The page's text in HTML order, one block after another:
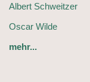
Albert Schweitzer
Oscar Wilde
mehr...